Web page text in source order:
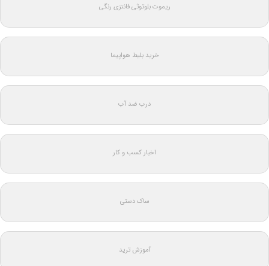
ریموت بلوتوثی فانتزی رنگی
خرید بلیط هواپیما
درب ضد آب
اخبار کسب و کار
ساک دستی
آموزش ترید